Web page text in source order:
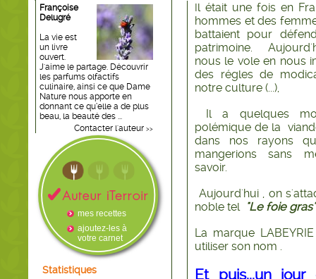
Françoise
Delugré
La vie est
un livre
ouvert.
J'aime le partage. Découvrir
les parfums olfactifs
culinaire, ainsi ce que Dame
Nature nous apporte en
donnant ce qu’elle a de plus
beau, la beauté des ...
Contacter l'auteur >>
mes recettes
ajoutez-les à
votre carnet
Statistiques
Il était une fois en
hommes et des
battaient pour
patrimoine.
nous le vole en nous
des régles de
notre culture (...),
Il a quelques
polémique de la
dans nos rayons
mangerions sans
savoir.
Aujourd'hui , on
noble tel "Le foie gras"
La marque
utiliser son nom .
Et puis...un